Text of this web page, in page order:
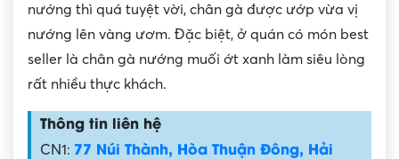
nướng thì quá tuyệt vời, chân gà được ướp vừa vị
nướng lên vàng ươm. Đặc biệt, ở quán có món best
seller là chân gà nướng muối ớt xanh làm siêu lòng
rất nhiều thực khách.
Thông tin liên hệ
CN1: 77 Núi Thành, Hòa Thuận Đông, Hải